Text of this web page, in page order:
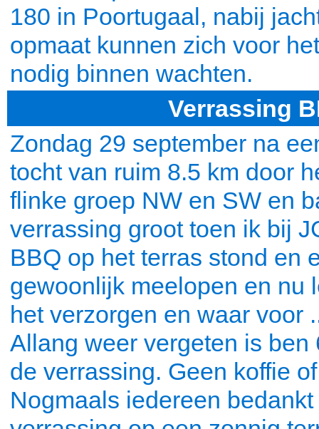
180 in Poortugaal, nabij
opmaat kunnen zich voor
nodig binnen wachten.
Verrassing
Zondag 29 september na
tocht van ruim 8.5 km door
flinke groep NW en SW en
verrassing groot toen ik bij
BBQ op het terras stond en
gewoonlijk meelopen en nu
het verzorgen en waar voor
Allang weer vergeten is
de verrassing. Geen koffie
Nogmaals iedereen